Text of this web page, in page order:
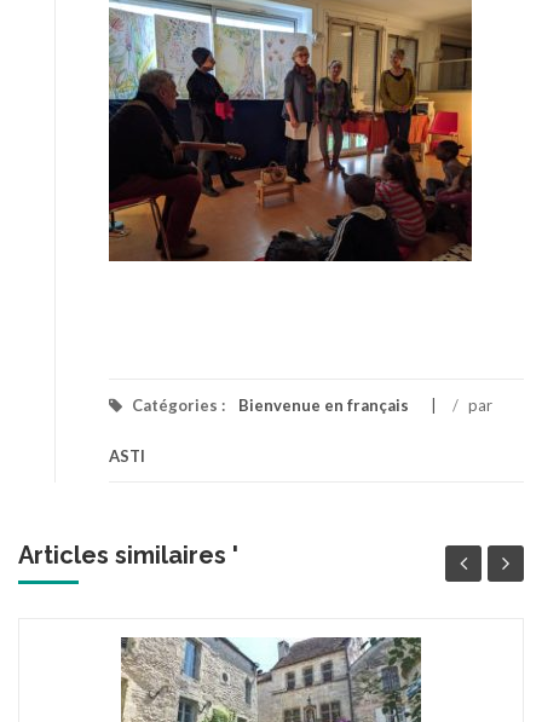
Catégories : Bienvenue en français / par
ASTI
Articles similaires '